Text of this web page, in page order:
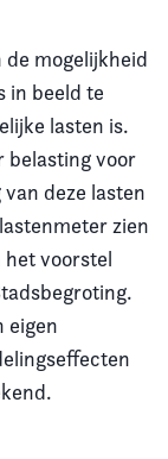
mogelijkheid
in beeld te
lasten is.
belasting voor
deze lasten
zien
het voorstel
eigen